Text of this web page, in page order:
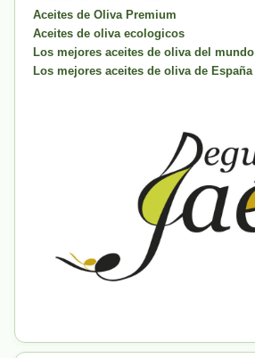
Aceites de Oliva Premium
Aceites de oliva ecologicos
Los mejores aceites de oliva del mundo
Los mejores aceites de oliva de España